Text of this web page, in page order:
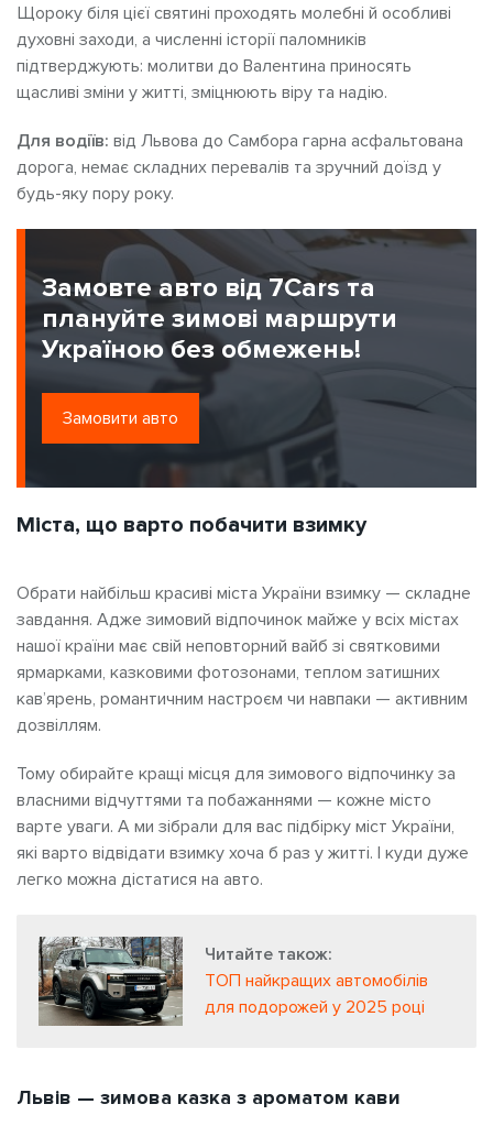
Щороку біля цієї святині проходять молебні й особливі
духовні заходи, а численні історії паломників
підтверджують: молитви до Валентина приносять
щасливі зміни у житті, зміцнюють віру та надію.​
Для водіїв: від Львова до Самбора гарна асфальтована
дорога, немає складних перевалів та зручний доїзд у
будь-яку пору року.
Замовте авто від 7Cars та
плануйте зимові маршрути
Україною без обмежень!
Замовити авто
Міста, що варто побачити взимку
Обрати найбільш красиві міста України взимку — складне
завдання. Адже зимовий відпочинок майже у всіх містах
нашої країни має свій неповторний вайб зі святковими
ярмарками, казковими фотозонами, теплом затишних
кав’ярень, романтичним настроєм чи навпаки — активним
дозвіллям.
Тому обирайте кращі місця для зимового відпочинку за
власними відчуттями та побажаннями — кожне місто
варте уваги. А ми зібрали для вас підбірку міст України,
які варто відвідати взимку хоча б раз у житті. І куди дуже
легко можна дістатися на авто.
Читайте також:
ТОП найкращих автомобілів
для подорожей у 2025 році
Львів — зимова казка з ароматом кави